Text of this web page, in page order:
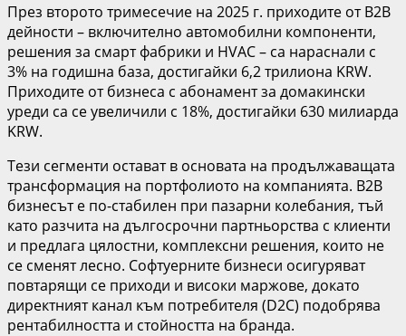
През второто тримесечие на 2025 г. приходите от B2B
дейности – включително автомобилни компоненти,
решения за смарт фабрики и HVAC – са нараснали с
3% на годишна база, достигайки 6,2 трилиона KRW.
Приходите от бизнеса с абонамент за домакински
уреди са се увеличили с 18%, достигайки 630 милиарда
KRW.
Тези сегменти остават в основата на продължаващата
трансформация на портфолиото на компанията. B2B
бизнесът е по-стабилен при пазарни колебания, тъй
като разчита на дългосрочни партньорства с клиенти
и предлага цялостни, комплексни решения, които не
се сменят лесно. Софтуерните бизнеси осигуряват
повтарящи се приходи и високи маржове, докато
директният канал към потребителя (D2C) подобрява
рентабилността и стойността на бранда.